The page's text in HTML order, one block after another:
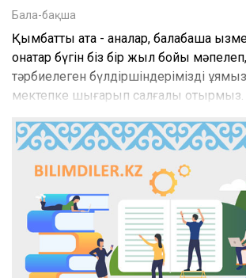
Бала-бақша
Қымбатты ата - аналар, балабақша
қонақтар бүгін біз бір жыл бойы
тәрбиелеген бүлдіршіндерімізді
мектепке шығарып салғалы отырмыз.